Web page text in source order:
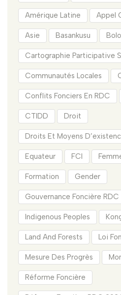
Amérique Latine Appel
Asie Basankusu
Cartographie Participative
Communautés Locales
Conflits Fonciers En RDC
CTIDD Droit
Droits Et Moyens
Equateur FCI
Formation Gender
Gouvernance Foncière RDC
Indigenous Peoples
Land And Forests Loi
Mesure Des Progrès
Réforme Foncière